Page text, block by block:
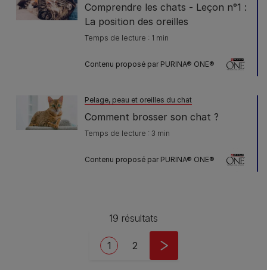
Comprendre les chats - Leçon n°1 :
La position des oreilles
Temps de lecture : 1 min
Contenu proposé par PURINA® ONE®
Pelage, peau et oreilles du chat
Comment brosser son chat ?
Temps de lecture : 3 min
Contenu proposé par PURINA® ONE®
19 résultats
Current page
1 Page
2